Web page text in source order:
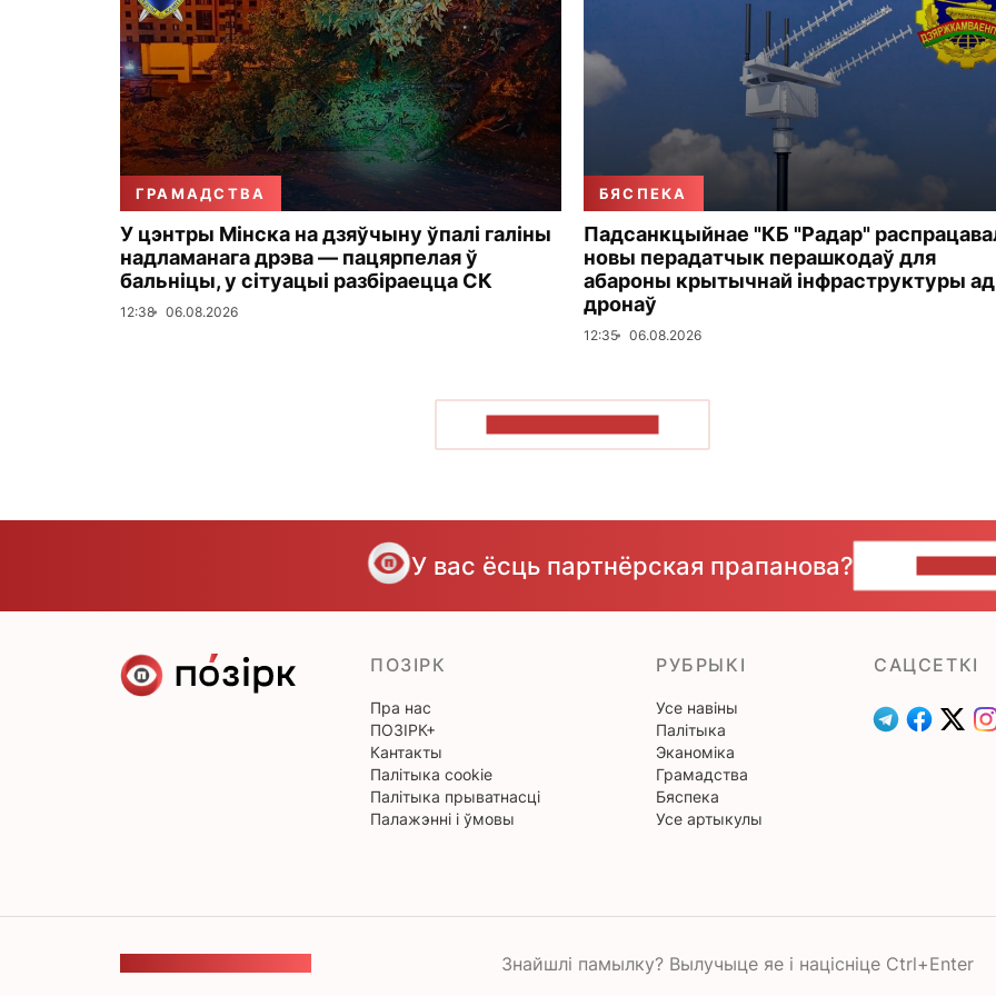
ГРАМАДСТВА
У цэнтры Мінска на дзяўчыну ўпалі галіны
надламанага дрэва — пацярпелая ў
бальніцы, у сітуацыі разбіраецца СК
12:38 06.08.2026
БЯСПЕКА
Падсанкцыйнае "КБ "Радар"
новы перадатчык перашкодаў для
абароны крытычнай інфраструктуры ад
дронаў
12:35 06.08.2026
У вас ёсць партнёрская прапанова?
ПОЗІРК
Пра нас
ПОЗІРК+
Кантакты
Палітыка cookie
Палітыка прыватнасці
Палажэнні і ўмовы
РУБРЫКІ
Усе навіны
Палітыка
Эканоміка
Грамадства
Бяспека
Усе артыкулы
САЦСЕТКІ
Знайшлі памылку? Вылучыце яе і націсніце Ctrl+Enter